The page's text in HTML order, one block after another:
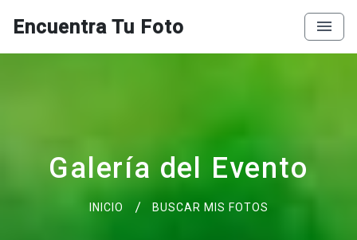
Encuentra Tu Foto
Galería del Evento
INICIO BUSCAR MIS FOTOS